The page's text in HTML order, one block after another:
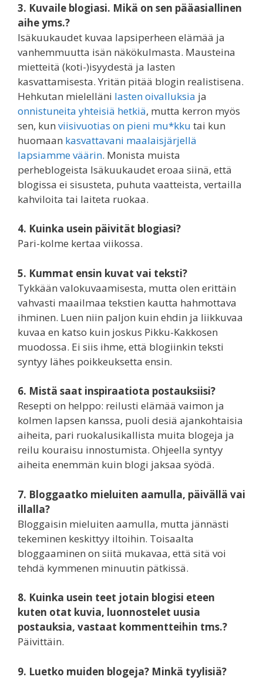
3. Kuvaile blogiasi. Mikä on sen pääasiallinen
aihe yms.?
Isäkuukaudet kuvaa lapsiperheen elämää ja
vanhemmuutta isän näkökulmasta. Mausteina
mietteitä (koti-)isyydestä ja lasten
kasvattamisesta. Yritän pitää blogin realistisena.
Hehkutan mielelläni lasten oivalluksia ja
onnistuneita yhteisiä hetkiä, mutta kerron myös
sen, kun viisivuotias on pieni mu*kku tai kun
huomaan kasvattavani maalaisjärjellä
lapsiamme väärin. Monista muista
perheblogeista Isäkuukaudet eroaa siinä, että
blogissa ei sisusteta, puhuta vaatteista, vertailla
kahviloita tai laiteta ruokaa.
4. Kuinka usein päivität blogiasi?
Pari-kolme kertaa viikossa.
5. Kummat ensin kuvat vai teksti?
Tykkään valokuvaamisesta, mutta olen erittäin
vahvasti maailmaa tekstien kautta hahmottava
ihminen. Luen niin paljon kuin ehdin ja liikkuvaa
kuvaa en katso kuin joskus Pikku-Kakkosen
muodossa. Ei siis ihme, että blogiinkin teksti
syntyy lähes poikkeuksetta ensin.
6. Mistä saat inspiraatiota postauksiisi?
Resepti on helppo: reilusti elämää vaimon ja
kolmen lapsen kanssa, puoli desiä ajankohtaisia
aiheita, pari ruokalusikallista muita blogeja ja
reilu kouraisu innostumista. Ohjeella syntyy
aiheita enemmän kuin blogi jaksaa syödä.
7. Bloggaatko mieluiten aamulla, päivällä vai
illalla?
Bloggaisin mieluiten aamulla, mutta jännästi
tekeminen keskittyy iltoihin. Toisaalta
bloggaaminen on siitä mukavaa, että sitä voi
tehdä kymmenen minuutin pätkissä.
8. Kuinka usein teet jotain blogisi eteen
kuten otat kuvia, luonnostelet uusia
postauksia, vastaat kommentteihin tms.?
Päivittäin.
9. Luetko muiden blogeja? Minkä tyylisiä?